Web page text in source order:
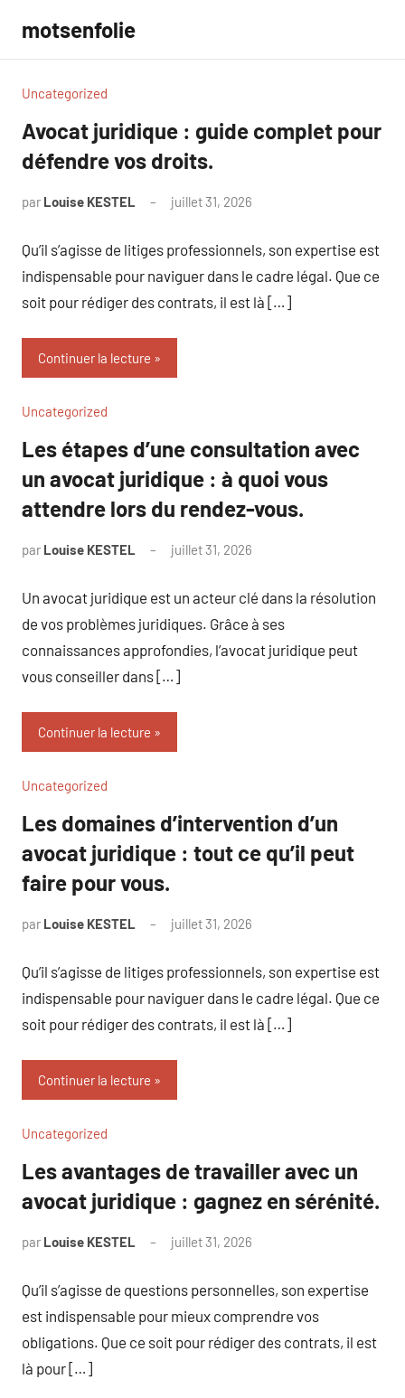
contenu
motsenfolie
Uncategorized
Avocat juridique : guide complet pour
défendre vos droits.
par Louise KESTEL juillet 31, 2026
Qu’il s’agisse de litiges professionnels, son expertise est
indispensable pour naviguer dans le cadre légal. Que ce
soit pour rédiger des contrats, il est là […]
Continuer la lecture
Uncategorized
Les étapes d’une consultation avec
un avocat juridique : à quoi vous
attendre lors du rendez-vous.
par Louise KESTEL juillet 31, 2026
Un avocat juridique est un acteur clé dans la résolution
de vos problèmes juridiques. Grâce à ses
connaissances approfondies, l’avocat juridique peut
vous conseiller dans […]
Continuer la lecture
Uncategorized
Les domaines d’intervention d’un
avocat juridique : tout ce qu’il peut
faire pour vous.
par Louise KESTEL juillet 31, 2026
Qu’il s’agisse de litiges professionnels, son expertise est
indispensable pour naviguer dans le cadre légal. Que ce
soit pour rédiger des contrats, il est là […]
Continuer la lecture
Uncategorized
Les avantages de travailler avec un
avocat juridique : gagnez en sérénité.
par Louise KESTEL juillet 31, 2026
Qu’il s’agisse de questions personnelles, son expertise
est indispensable pour mieux comprendre vos
obligations. Que ce soit pour rédiger des contrats, il est
là pour […]